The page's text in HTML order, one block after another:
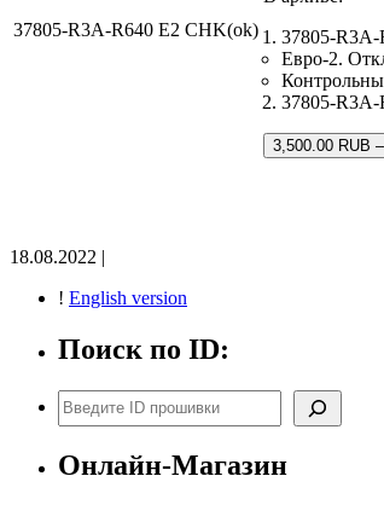
37805-R3A-R640 E2 CHK(ok)
37805-
Евро-2.
37805-R3A-
3,500.00 RUB
18.08.2022 |
! English version
Поиск по ID:
Поиск
Онлайн-Магазин